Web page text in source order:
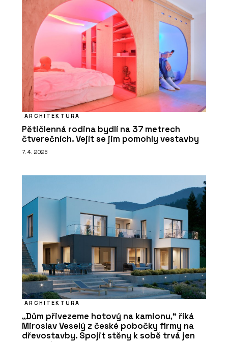
ARCHITEKTURA
Pětičlenná rodina bydlí na 37 metrech
čtverečních. Vejít se jim pomohly vestavby
7. 4. 2026
ARCHITEKTURA
„Dům přivezeme hotový na kamionu,“ říká
Miroslav Veselý z české pobočky firmy na
dřevostavby. Spojit stěny k sobě trvá jen